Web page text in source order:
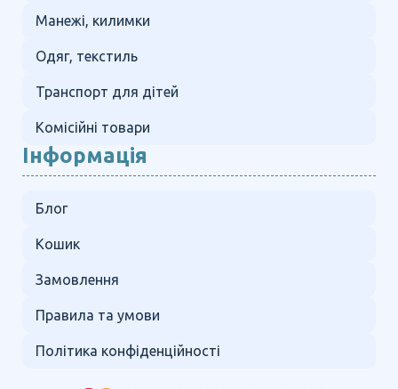
Манежі, килимки
Одяг, текстиль
Транспорт для дітей
Комісійні товари
Інформація
Блог
Кошик
Замовлення
Правила та умови
Політика конфіденційності